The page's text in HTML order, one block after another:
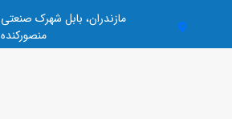
مازندران، بابل شهرک صنعتی
منصورکنده